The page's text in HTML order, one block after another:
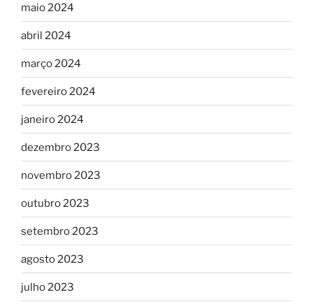
maio 2024
abril 2024
março 2024
fevereiro 2024
janeiro 2024
dezembro 2023
novembro 2023
outubro 2023
setembro 2023
agosto 2023
julho 2023